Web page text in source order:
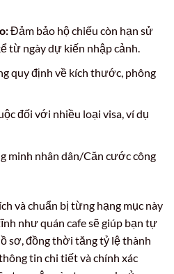
Đảm bảo hộ chiếu còn hạn sử
từ ngày dự kiến nhập cảnh.
quy định về kích thước, phông
đối với nhiều loại visa, ví dụ
minh nhân dân/Căn cước công
và chuẩn bị từng hạng mục này
như quán cafe sẽ giúp bạn tự
sơ, đồng thời tăng tỷ lệ thành
tin chi tiết và chính xác